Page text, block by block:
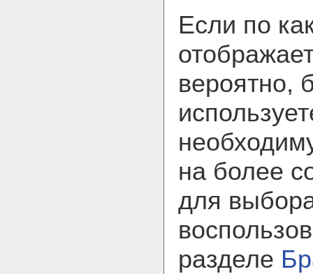
Если по
вероятно,
на более
для
разделе